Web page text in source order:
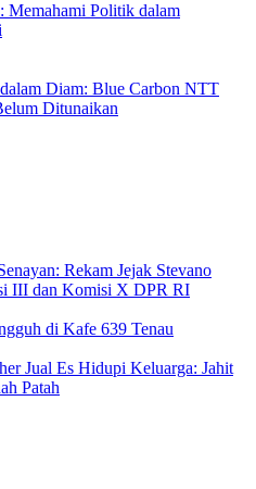
Memahami Politik dalam
Diam: Blue Carbon NTT
Ditunaikan
Rekam Jejak Stevano
III dan Komisi X DPR RI
di Kafe 639 Tenau
Jual Es Hidupi Keluarga: Jahit
Patah